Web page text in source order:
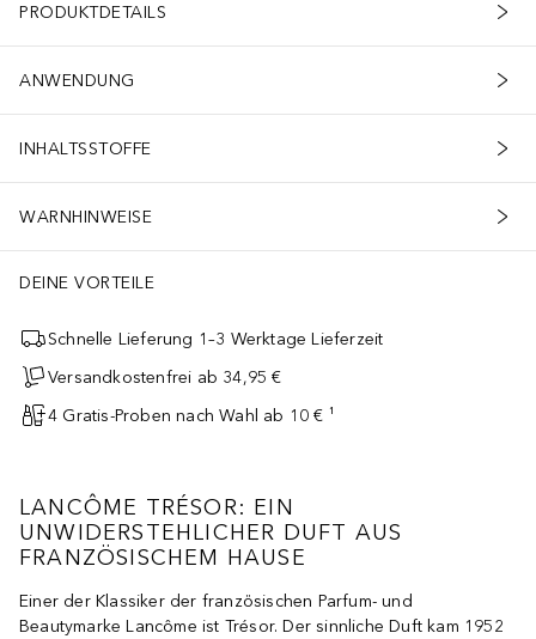
PRODUKTDETAILS
ANWENDUNG
INHALTSSTOFFE
WARNHINWEISE
DEINE VORTEILE
Schnelle Lieferung 1–3 Werktage Lieferzeit
Versandkostenfrei ab 34,95 €
4 Gratis-Proben nach Wahl ab 10 € ¹
LANCÔME TRÉSOR: EIN
UNWIDERSTEHLICHER DUFT AUS
FRANZÖSISCHEM HAUSE
Einer der Klassiker der französischen Parfum- und
Beautymarke Lancôme ist Trésor. Der sinnliche Duft kam 1952